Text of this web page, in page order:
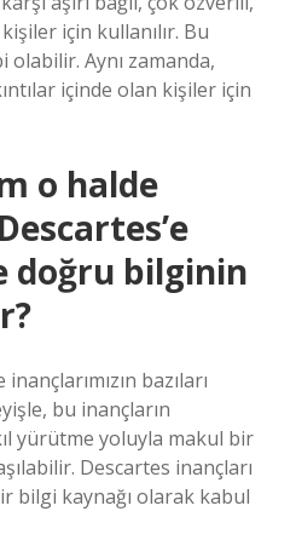
için kullanılır. Bu
Aynı zamanda,
içinde olan kişiler için
o halde
doğru bilginin
bazıları
bu inançların
yürütme yoluyla makul bir
Descartes inançları
bilgi kaynağı olarak kabul